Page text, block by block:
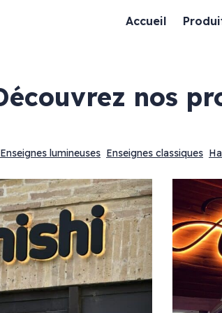
Accueil
Enseignes classiques
Lettres découpées
Panneaux
Totem
découvrez nos
Enseignes lumineuses Enseignes classiques